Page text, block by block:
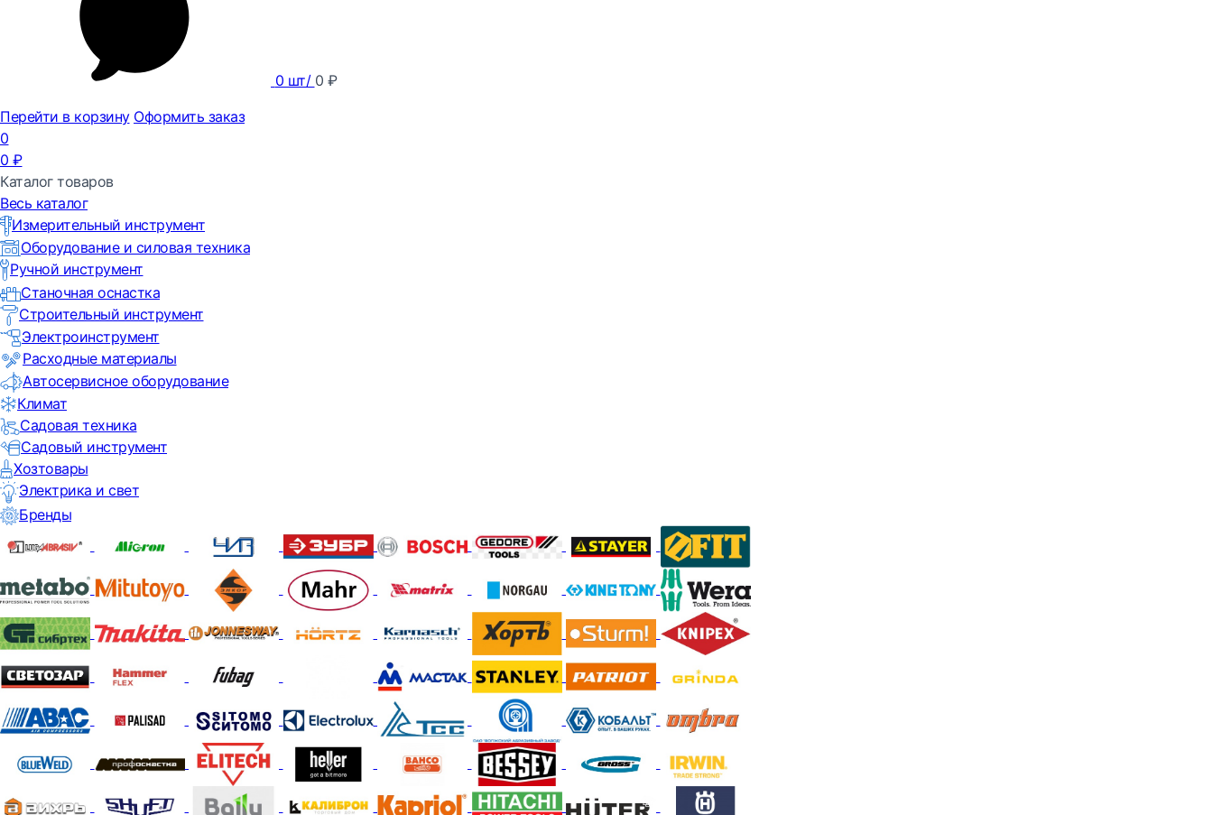
0 шт/ 0 ₽
Перейти в корзину Оформить заказ
0
0 ₽
Каталог товаров
Весь каталог
Измерительный инструмент
Оборудование и силовая техника
Ручной инструмент
Станочная оснастка
Строительный инструмент
Электроинструмент
Расходные материалы
Автосервисное оборудование
Климат
Садовая техника
Садовый инструмент
Хозтовары
Электрика и свет
Бренды